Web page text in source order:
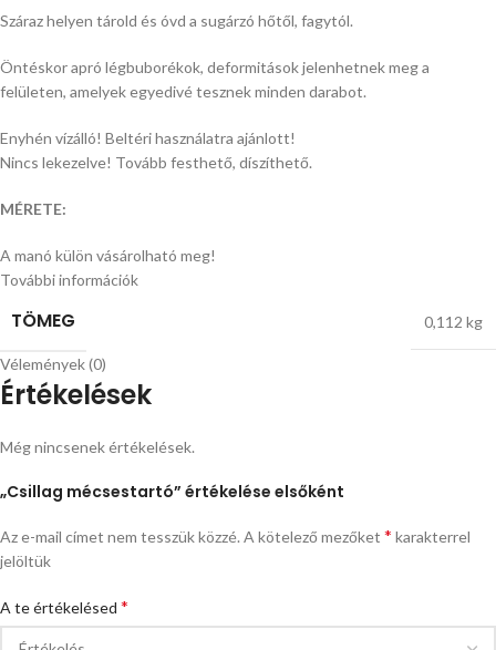
Száraz helyen tárold és óvd a sugárzó hőtől, fagytól.
Öntéskor apró légbuborékok, deformitások jelenhetnek meg a
felületen, amelyek egyedivé tesznek minden darabot.
Enyhén vízálló! Beltéri használatra ajánlott!
Nincs lekezelve! Tovább festhető, díszíthető.
MÉRETE:
A manó külön vásárolható meg!
További információk
TÖMEG 0,112 kg
Vélemények (0)
Értékelések
Még nincsenek értékelések.
„Csillag mécsestartó” értékelése elsőként
Az e-mail címet nem tesszük közzé. A kötelező mezőket * karakterrel
jelöltük
A te értékelésed *